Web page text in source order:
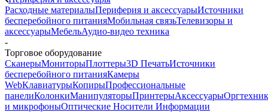
Расходные материалыПериферия и аксессуарыИсточники
бесперебойного питанияМобильная связьТелевизоры и
аксессуарыМебельАудио-видео техника
-
Торговое оборудование
СканерыМониторыПлоттеры3D ПечатьИсточники
бесперебойного питанияКамеры
WebКлавиатурыКопирыПрофессиональные
панелиКолонкиМанипуляторыПринтерыАксессуары
и микрофоныОптические Носители Информации